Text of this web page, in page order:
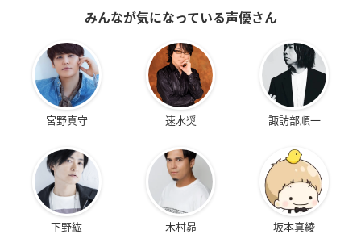
みんなが気になっている声優さん
宮野真守 速水奨 諏訪部順一
下野紘 木村昴 坂本真綾